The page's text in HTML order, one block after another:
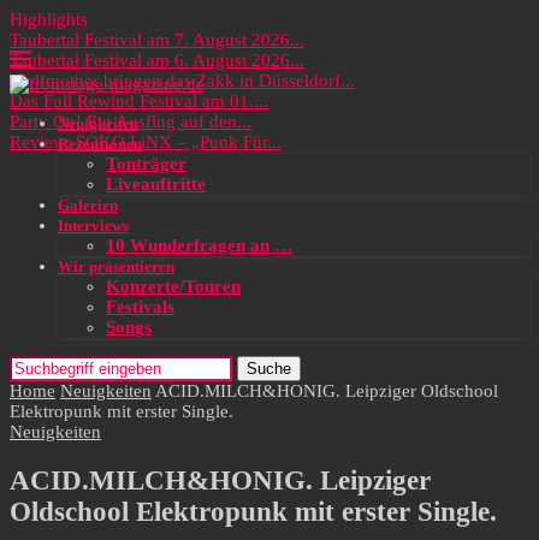
Highlights
Taubertal Festival am 7. August 2026...
Taubertal Festival am 6. August 2026...
Wolfmother bringen das Zakk in Düsseldorf...
Das Full Rewind Festival am 01....
Party On! Ein Ausflug auf den...
Review: SOKO LiNX – „Punk Für...
Neuigkeiten
Rezensionen
Tonträger
Liveauftritte
Galerien
Interviews
10 Wunderfragen an …
Wir präsentieren
Konzerte/Touren
Festivals
Songs
Suche
Home Neuigkeiten ACID.MILCH&HONIG. Leipziger Oldschool
Elektropunk mit erster Single.
Neuigkeiten
ACID.MILCH&HONIG. Leipziger
Oldschool Elektropunk mit erster Single.